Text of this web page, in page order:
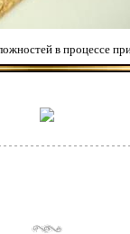
в процессе